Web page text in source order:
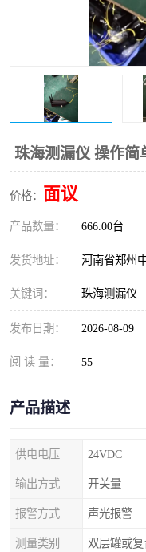
珠海测漏仪 操作简
价格： 面议
产品数量： 666.00台
发货地址： 河南省郑州
关键词： 珠海测漏仪
发布日期： 2026-08-09
阅 读 量： 55
产品描述
供电电压 24VDC
输出方式 开关量
报警方式 声光报警
测量类别 双层罐或
智能锅炉水位计
流量仪表